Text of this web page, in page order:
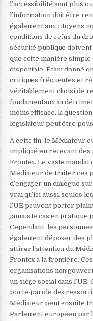
l’accessibilité sont plus
l’information doit être
également aux citoyens
conditions de refus du
sécurité publique
que cette manière simple
disponible. Étant donné
critiques fréquentes et
véritablement choisi de
fondamentaux au
moins efficace, la
législateur peut être
À cette fin, le Médiateur
impliqué en recevant des
Frontex. Le vaste mandat
Médiateur de traiter ces
d’engager un dialogue
vrai qu’ici aussi, seules
l’UE peuvent porter
jamais le cas en pratique
Cependant, les
également déposer des
attirer l’attention du
Frontex à la frontière.
organisations non
un siège social dans
porte-parole des
Médiateur peut ensuite
Parlement européen par